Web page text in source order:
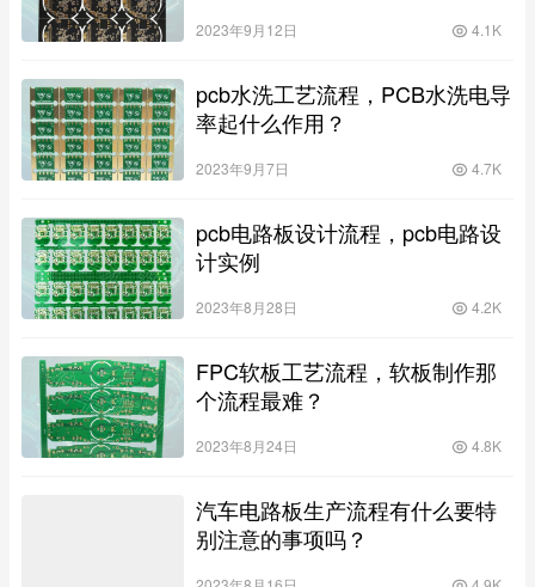
2023年9月12日 4.1K
pcb水洗工艺流程，PCB水洗电导
率起什么作用？
2023年9月7日 4.7K
pcb电路板设计流程，pcb电路设
计实例
2023年8月28日 4.2K
FPC软板工艺流程，软板制作那
个流程最难？
2023年8月24日 4.8K
汽车电路板生产流程有什么要特
别注意的事项吗？